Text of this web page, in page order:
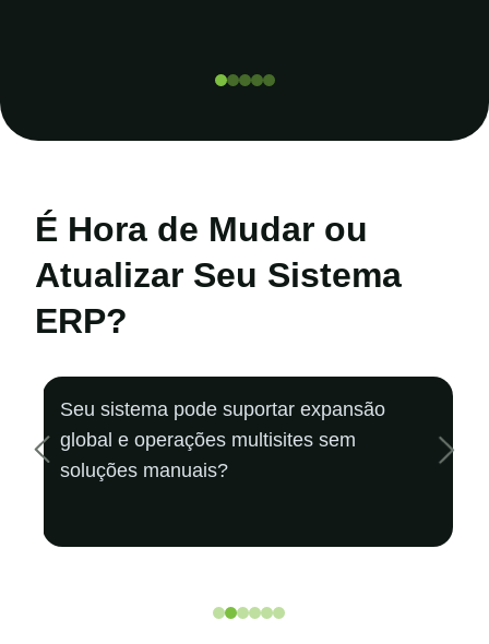
É Hora de Mudar ou
Atualizar Seu Sistema
ERP?
Seu sistema pode suportarexpansão
global e operaçõesmultisites sem
soluções manuais?